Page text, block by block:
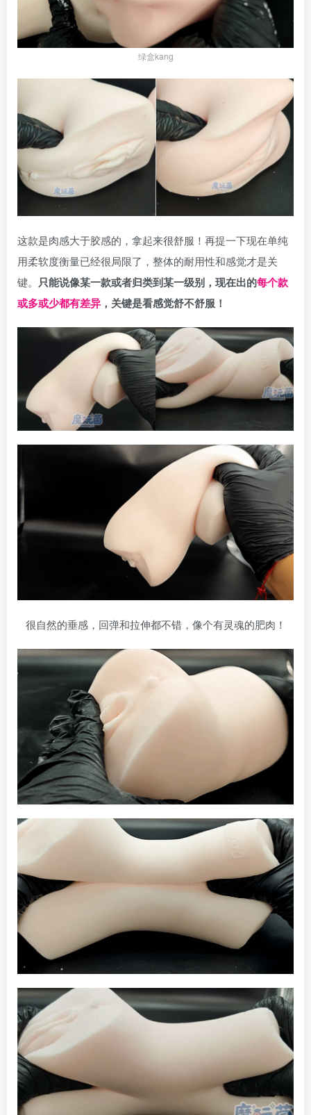
绿盒kang
这款是肉感大于胶感的，拿起来很舒服！再提一下现在单纯
用柔软度衡量已经很局限了，整体的耐用性和感觉才是关
键。 只能说像某一款或者归类到某一级别，现在出的每个款
或多或少都有差异 ，关键是看感觉舒不舒服！
很自然的垂感，回弹和拉伸都不错，像个有灵魂的肥肉！